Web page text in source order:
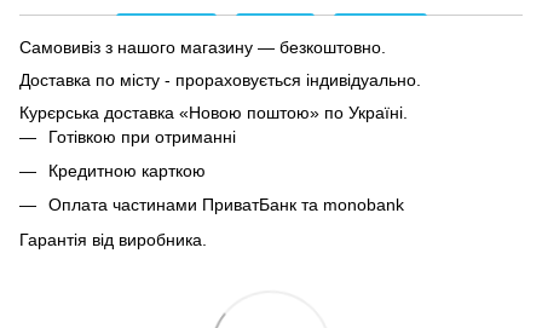
Самовивіз з нашого магазину — безкоштовно.
Доставка по місту - прораховується індивідуально.
Курєрська доставка «Новою поштою» по Україні.
Готівкою при отриманні
Кредитною карткою
Оплата частинами ПриватБанк та monobank
Гарантія від виробника.